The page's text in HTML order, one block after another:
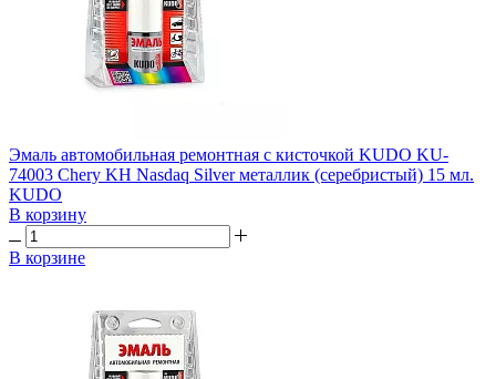
Эмаль автомобильная ремонтная с кисточкой KUDO KU-
74003 Chery KH Nasdaq Silver металлик (серебристый) 15 мл.
KUDO
В корзину
В корзине